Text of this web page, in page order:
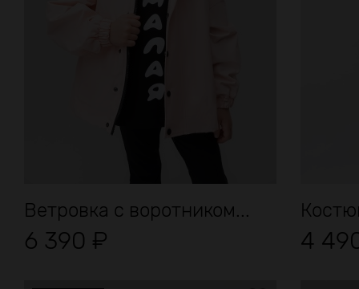
Ветровка с воротником...
6 390 ₽ 4